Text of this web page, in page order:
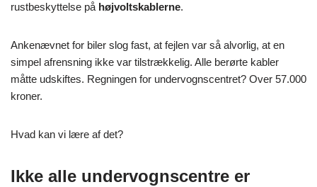
rustbeskyttelse på højvoltskablerne.
Ankenævnet for biler slog fast, at fejlen var så alvorlig, at en
simpel afrensning ikke var tilstrækkelig. Alle berørte kabler
måtte udskiftes. Regningen for undervognscentret? Over 57.000
kroner.
Hvad kan vi lære af det?
Ikke alle undervognscentre er